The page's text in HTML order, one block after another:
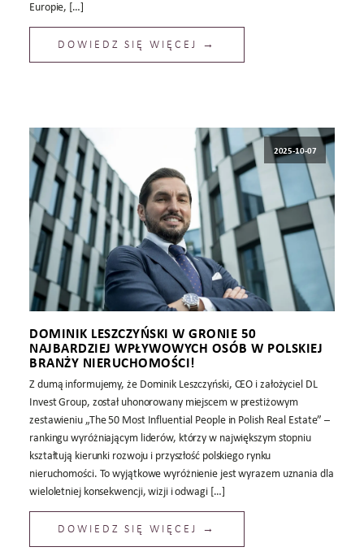
Europie, […]
DOWIEDZ SIĘ WIĘCEJ →
2025-10-07
DOMINIK LESZCZYŃSKI W GRONIE 50
NAJBARDZIEJ WPŁYWOWYCH OSÓB W POLSKIEJ
BRANŻY NIERUCHOMOŚCI!
Z dumą informujemy, że Dominik Leszczyński, CEO i założyciel DL
Invest Group, został uhonorowany miejscem w prestiżowym
zestawieniu „The 50 Most Influential People in Polish Real Estate” –
rankingu wyróżniającym liderów, którzy w największym stopniu
kształtują kierunki rozwoju i przyszłość polskiego rynku
nieruchomości. To wyjątkowe wyróżnienie jest wyrazem uznania dla
wieloletniej konsekwencji, wizji i odwagi […]
DOWIEDZ SIĘ WIĘCEJ →